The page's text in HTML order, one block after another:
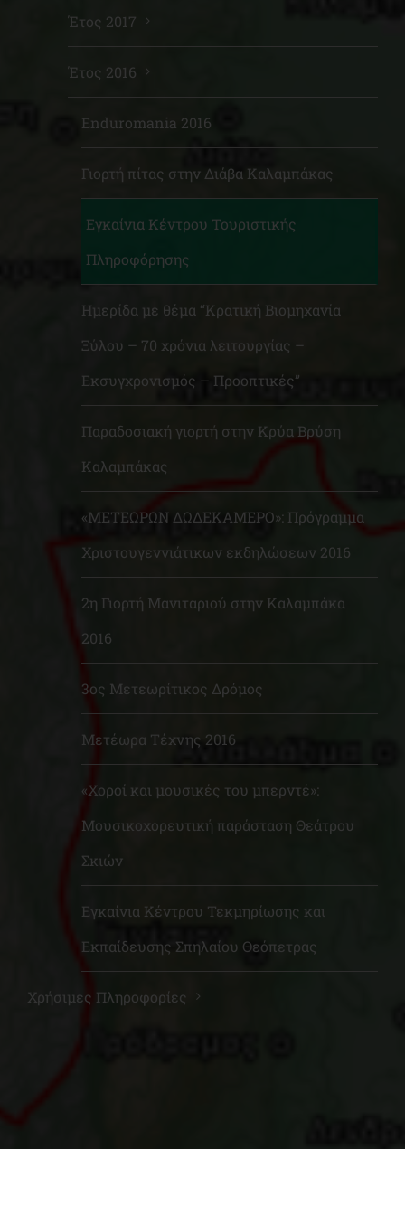
Έτος 2017
Έτος 2016
Enduromania 2016
Γιορτή πίτας στην Διάβα Καλαμπάκας
Εγκαίνια Κέντρου Τουριστικής
Πληροφόρησης
Ημερίδα με θέμα “Κρατική Βιομηχανία
Ξύλου – 70 χρόνια λειτουργίας –
Εκσυγχρονισμός – Προοπτικές”
Παραδοσιακή γιορτή στην Κρύα Βρύση
Καλαμπάκας
«ΜΕΤΕΩΡΩΝ ΔΩΔΕΚΑΜΕΡΟ»: Πρόγραμμα
Χριστουγεννιάτικων εκδηλώσεων 2016
2η Γιορτή Μανιταριού στην Καλαμπάκα
2016
3ος Μετεωρίτικος Δρόμος
Μετέωρα Τέχνης 2016
«Χοροί και μουσικές του μπερντέ»:
Μουσικοχορευτική παράσταση Θεάτρου
Σκιών
Εγκαίνια Κέντρου Τεκμηρίωσης και
Εκπαίδευσης Σπηλαίου Θεόπετρας
Χρήσιμες Πληροφορίες